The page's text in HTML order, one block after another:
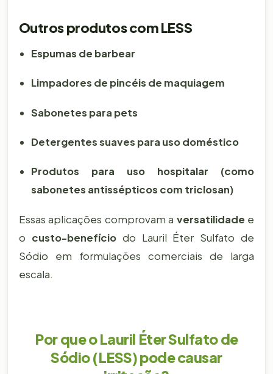
Outros produtos com LESS
Espumas de barbear
Limpadores de pincéis de maquiagem
Sabonetes para pets
Detergentes suaves para uso doméstico
Produtos para uso hospitalar (como
sabonetes antissépticos com triclosan)
Essas aplicações comprovam a versatilidade e
o custo-benefíciodo Lauril Éter Sulfato de
Sódio em formulações comerciais de larga
escala.
Por que o Lauril Éter Sulfato de
Sódio (LESS) pode causar